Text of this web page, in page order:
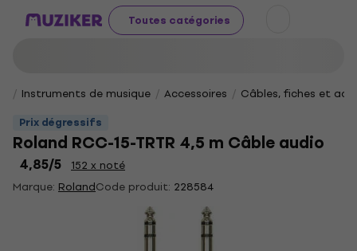
Toutes catégories
Instruments de musique Accessoires
Câbles, fiches et
Prix dégressifs
Roland RCC-15-TRTR 4,5 m Câble audio
4,85/5
152 x noté
Marque: RolandCode produit: 228584